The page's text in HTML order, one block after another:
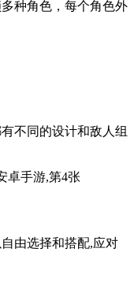
种角色，每个角色外
不同的设计和敌人组
由选择和搭配,应对